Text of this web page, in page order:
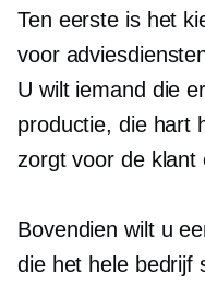
Ten eerste is het
voor
U wilt iemand die
productie, die hart
zorgt voor de klant
Bovendien wilt u
die het hele bedrijf